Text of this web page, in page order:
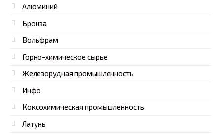
Алюминий
Бронза
Вольфрам
Горно-химическое сырье
Железорудная промышленность
Инфо
Коксохимическая промышленность
Латунь